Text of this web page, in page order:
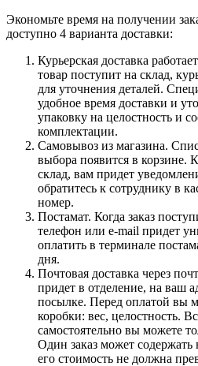
Экономьте время на получении
доступно 4 варианта доставки:
Курьерская доставка
товар поступит на склад,
для уточнения деталей.
удобное время доставки и
упаковку на целостность и
комплектации.
Самовывоз из магазина.
выбора появится в корзине.
склад, вам придет
обратитесь к сотруднику в
номер.
Постамат. Когда заказ
телефон или e-mail придет
оплатить в терминале
дня.
Почтовая доставка через
придет в отделение, на ваш
посылке. Перед оплатой вы
коробки: вес, целостность.
самостоятельно вы можете
Один заказ может
его стоимость не должна